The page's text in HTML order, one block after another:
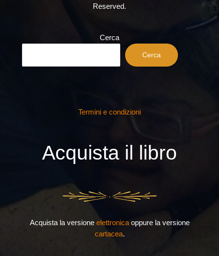
Reserved.
Cerca
Cerca
Termini e condizioni
Acquista il libro
Acquista la versione elettronicaoppure la versione
cartacea.